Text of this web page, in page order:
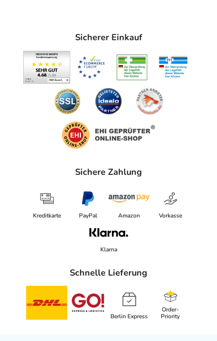
Sicherer Einkauf
Sichere Zahlung
Kreditkarte PayPal Amazon Vorkasse
Klarna
Schnelle Lieferung
Berlin Express
Order-
Priority